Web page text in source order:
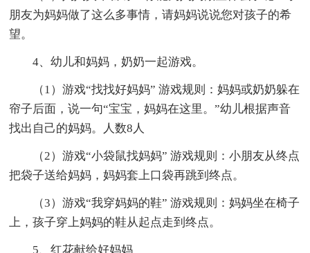
朋友为妈妈做了这么多事情，请妈妈说说您对孩子的希
望。
4、幼儿和妈妈，奶奶一起游戏。
（1）游戏“找找好妈妈” 游戏规则：妈妈或奶奶躲在
帘子后面，说一句“宝宝，妈妈在这里。”幼儿根据声音
找出自己的妈妈。人数8人
（2）游戏“小袋鼠找妈妈” 游戏规则：小朋友从终点
把袋子送给妈妈，妈妈套上口袋再跳到终点。
（3）游戏“我穿妈妈的鞋” 游戏规则：妈妈坐在椅子
上，孩子穿上妈妈的鞋从起点走到终点。
5、红花献给好妈妈